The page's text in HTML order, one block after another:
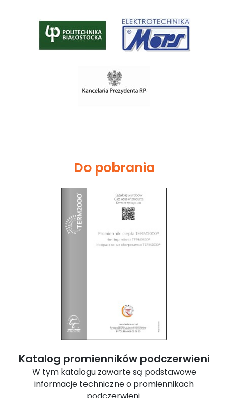
Do pobrania
Katalog promienników podczerwieni
W tym katalogu zawarte są podstawowe
informacje techniczne o promiennikach